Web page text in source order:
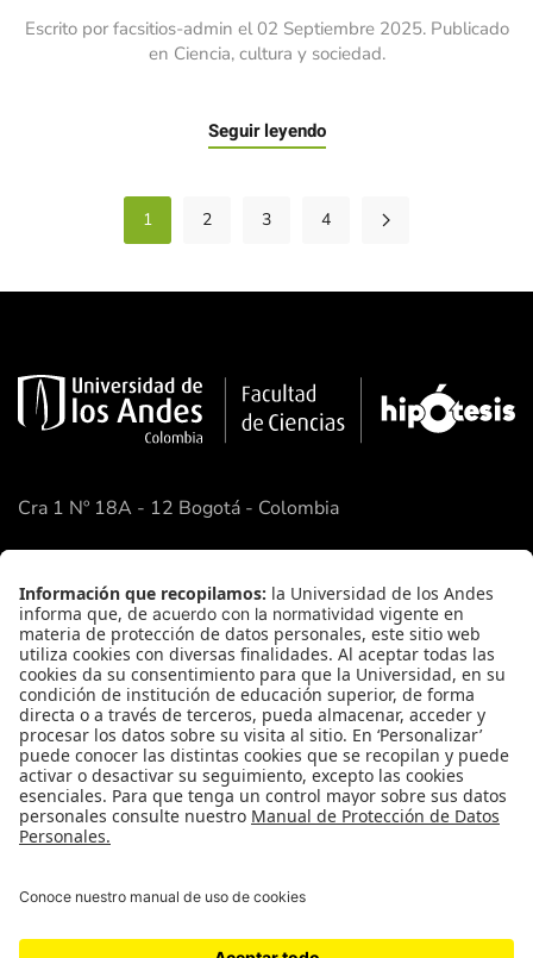
Escrito por facsitios-admin el 02 Septiembre 2025. Publicado
en Ciencia, cultura y sociedad.
Seguir leyendo
1 2 3 4
Cra 1 Nº 18A - 12 Bogotá - Colombia
Enlaces Rápidos
Facultad de Ciencias
Academia de Ciencias
FAQ
Contacto
© Universidad de los Andes | Vigilada Mineducación